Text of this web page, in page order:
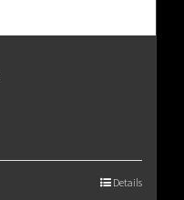
Details